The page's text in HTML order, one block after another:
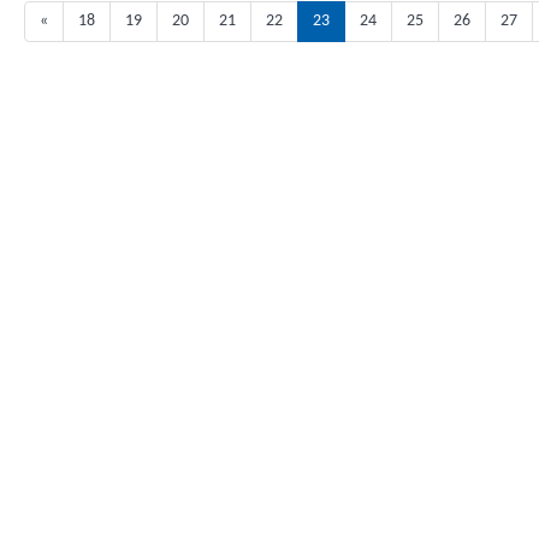
« 18 19 20 21 22 23 24 25 26 27